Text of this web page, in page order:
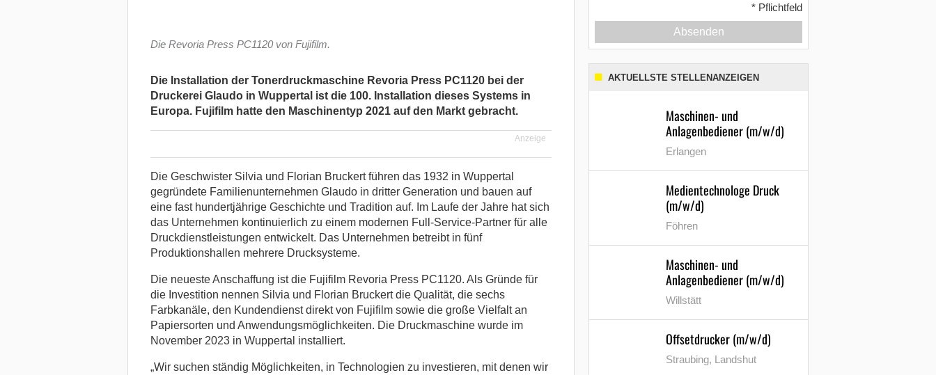
Die Revoria Press PC1120 von Fujifilm.
Die Installation der Tonerdruckmaschine Revoria Press PC1120 bei der
Druckerei Glaudo in Wuppertal ist die 100. Installation dieses Systems in
Europa. Fujifilm hatte den Maschinentyp 2021 auf den Markt gebracht.
Anzeige
Die Geschwister Silvia und Florian Bruckert führen das 1932 in Wuppertal
gegründete Familienunternehmen Glaudo in dritter Generation und bauen auf
eine fast hundertjährige Geschichte und Tradition auf. Im Laufe der Jahre hat sich
das Unternehmen kontinuierlich zu einem modernen Full-Service-Partner für alle
Druckdienstleistungen entwickelt. Das Unternehmen betreibt in fünf
Produktionshallen mehrere Drucksysteme.
Die neueste Anschaffung ist die Fujifilm Revoria Press PC1120. Als Gründe für
die Investition nennen Silvia und Florian Bruckert die Qualität, die sechs
Farbkanäle, den Kundendienst direkt von Fujifilm sowie die große Vielfalt an
Papiersorten und Anwendungsmöglichkeiten. Die Druckmaschine wurde im
November 2023 in Wuppertal installiert.
„Wir suchen ständig Möglichkeiten, in Technologien zu investieren, mit denen wir
* Pflichtfeld
Absenden
AKTUELLSTE STELLENANZEIGEN
Maschinen- und
Anlagenbediener (m/w/d)
Erlangen
Medientechnologe Druck
(m/w/d)
Föhren
Maschinen- und
Anlagenbediener (m/w/d)
Willstätt
Offsetdrucker (m/w/d)
Straubing, Landshut